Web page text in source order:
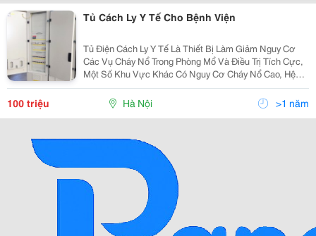
Tủ Cách Ly Y Tế Cho Bệnh Viện
Tủ Điện Cách Ly Y Tế Là Thiết Bị Làm Giảm Nguy Cơ
Các Vụ Cháy Nổ Trong Phòng Mổ Và Điều Trị Tích Cực,
Một Số Khu Vực Khác Có Nguy Cơ Cháy Nổ Cao, Hệ
Thống Phân Phối Điện Trung Tính Sử Dụng Trong Lĩnh
Vực Y Tế Thuộc Nhóm 2. Tủ Cách Ly Y Tế Ips
100 triệu Hà Nội >1 năm